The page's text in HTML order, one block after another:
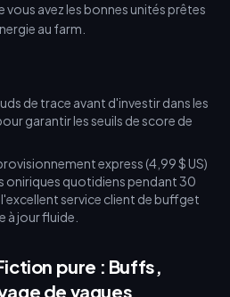
avez les bonnes unités prêtes
au farm.
de trace avant d'investir dans les
garantir les seuils de score de
express (4,99 $ US)
oniriques quotidiens pendant 30
service client de buffget
à jour fluide.
pure : Buffs,
de vagues